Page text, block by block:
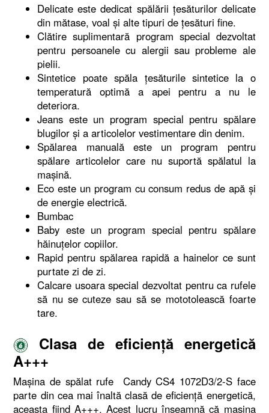
Delicate este dedicat spălării ţesăturilor delicate
din mătase, voal şi alte tipuri de ţesături fine.
Clătire suplimentară program special dezvoltat
pentru persoanele cu alergii sau probleme ale
pielii.
Sintetice poate spăla ţesăturile sintetice la o
temperatură optimă a apei pentru a nu le
deteriora.
Jeans este un program special pentru spălare
blugilor şi a articolelor vestimentare din denim.
Spălarea manuală este un program pentru
spălare articolelor care nu suportă spălatul la
maşină.
Eco este un program cu consum redus de apă şi
de energie electrică.
Bumbac
Baby este un program special pentru spălare
hăinuţelor copiilor.
Rapid pentru spălarea rapidă a hainelor ce sunt
purtate zi de zi.
Calcare usoara special dezvoltat pentru ca rufele
să nu se cuteze sau să se mototolească foarte
tare.
Clasa de eficienţă energetică
A+++
Maşina de spălat rufe Candy CS4 1072D3/2-S face
parte din cea mai înaltă clasă de eficienţă energetică,
aceasta fiind A+++. Acest lucru înseamnă că maşina